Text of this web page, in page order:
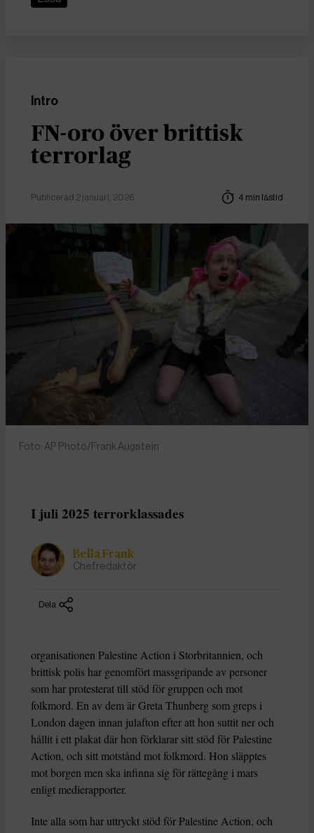
Intro
FN-oro över brittisk
terrorlag
Publicerad 2 januari, 2026 4 min lästid
Foto: AP Photo/Frank Augstein
I juli 2025 terrorklassades
Bella Frank
Chefredaktör
Dela
organisationen Palestine Action i Storbritannien, och
brittisk polis har genomfört massgripande av personer
som har protesterat till stöd för gruppen och mot
folkmord. En av dem är Greta Thunberg som greps i
London dagen innan julafton efter att hon suttit ner och
hållit i ett plakat där hon förklarar sitt stöd för Palestine
Action, och sitt motstånd mot folkmord. Hon släpptes
mot borgen men ska infinna sig för rättegång i mars
enligt medierapporter.
Inte alla som har uttryckt stöd för Palestine Action, och